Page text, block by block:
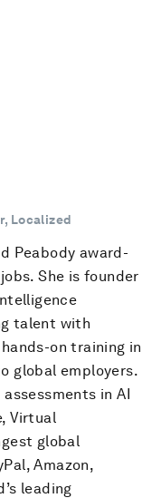
Localized
Peabody award-
She is founder
talent with
on training in
global employers.
in AI
Virtual
global
Amazon,
leading